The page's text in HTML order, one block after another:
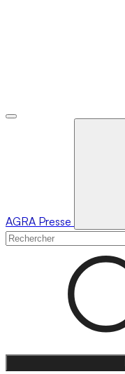
AGRA Presse